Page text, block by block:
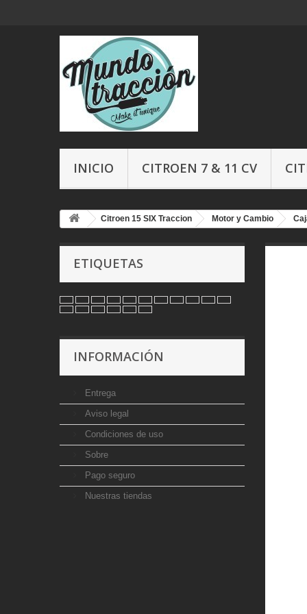
INICIO CITROEN 7 & 11 CV
Citroen 15 SIX Traccion Motor y Cambio
ETIQUETAS
INFORMACIÓN
Entrega
Aviso legal
Condiciones de uso
Sobre
Pago seguro
Nuestras tiendas